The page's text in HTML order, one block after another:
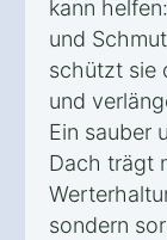
kann
und
schützt sie
und
Ein sauber
Dach trägt
sondern